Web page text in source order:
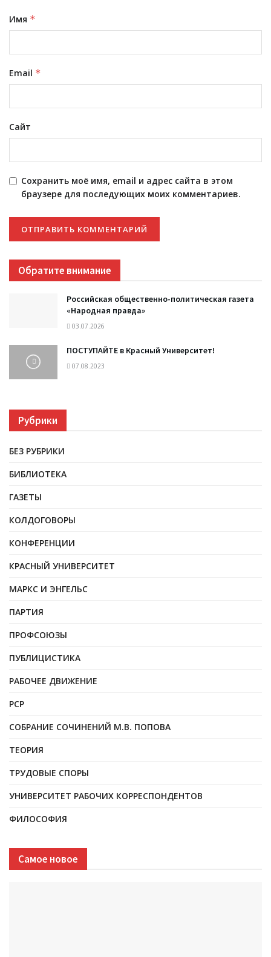
Имя *
Email *
Сайт
Сохранить моё имя, email и адрес сайта в этом
браузере для последующих моих комментариев.
Обратите внимание
Российская общественно-политическая газета
«Народная правда»
03.07.2026
ПОСТУПАЙТЕ в Красный Университет!
07.08.2023
Рубрики
БЕЗ РУБРИКИ
БИБЛИОТЕКА
ГАЗЕТЫ
КОЛДОГОВОРЫ
КОНФЕРЕНЦИИ
КРАСНЫЙ УНИВЕРСИТЕТ
МАРКС И ЭНГЕЛЬС
ПАРТИЯ
ПРОФСОЮЗЫ
ПУБЛИЦИСТИКА
РАБОЧЕЕ ДВИЖЕНИЕ
РСР
СОБРАНИЕ СОЧИНЕНИЙ М.В. ПОПОВА
ТЕОРИЯ
ТРУДОВЫЕ СПОРЫ
УНИВЕРСИТЕТ РАБОЧИХ КОРРЕСПОНДЕНТОВ
ФИЛОСОФИЯ
Самое новое